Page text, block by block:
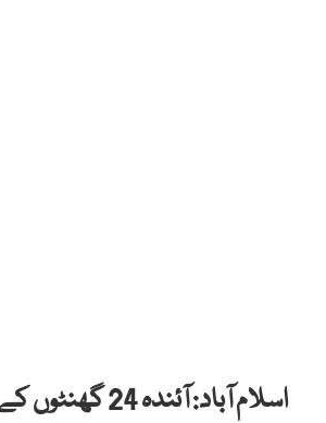
اسلام آباد: آئندہ 24 گھنٹوں کے درمیان ملک کے بیشتر علاقوں میں بارش کا امکان ہے۔